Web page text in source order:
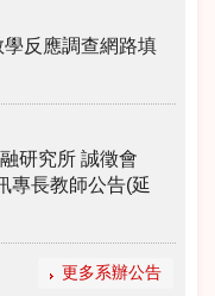
學反應調查網路填
研究所 誠徵會
專長教師公告(延
更多系辦公告